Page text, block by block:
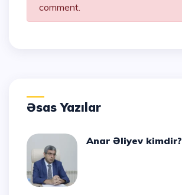
comment.
Əsas Yazılar
Anar Əliyev kimdir?